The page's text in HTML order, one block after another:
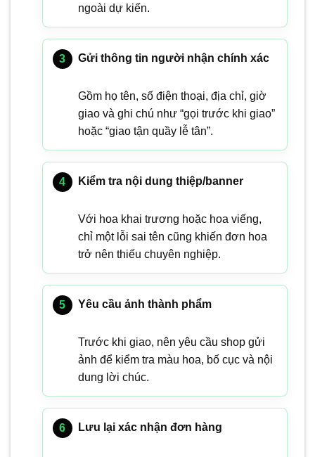
ngoài dự kiến.
Gửi thông tin người nhận chính xác
Gồm họ tên, số điện thoại, địa chỉ, giờ
giao và ghi chú như “gọi trước khi giao”
hoặc “giao tận quầy lễ tân”.
Kiểm tra nội dung thiệp/banner
Với hoa khai trương hoặc hoa viếng,
chỉ một lỗi sai tên cũng khiến đơn hoa
trở nên thiếu chuyên nghiệp.
Yêu cầu ảnh thành phẩm
Trước khi giao, nên yêu cầu shop gửi
ảnh để kiểm tra màu hoa, bố cục và nội
dung lời chúc.
Lưu lại xác nhận đơn hàng